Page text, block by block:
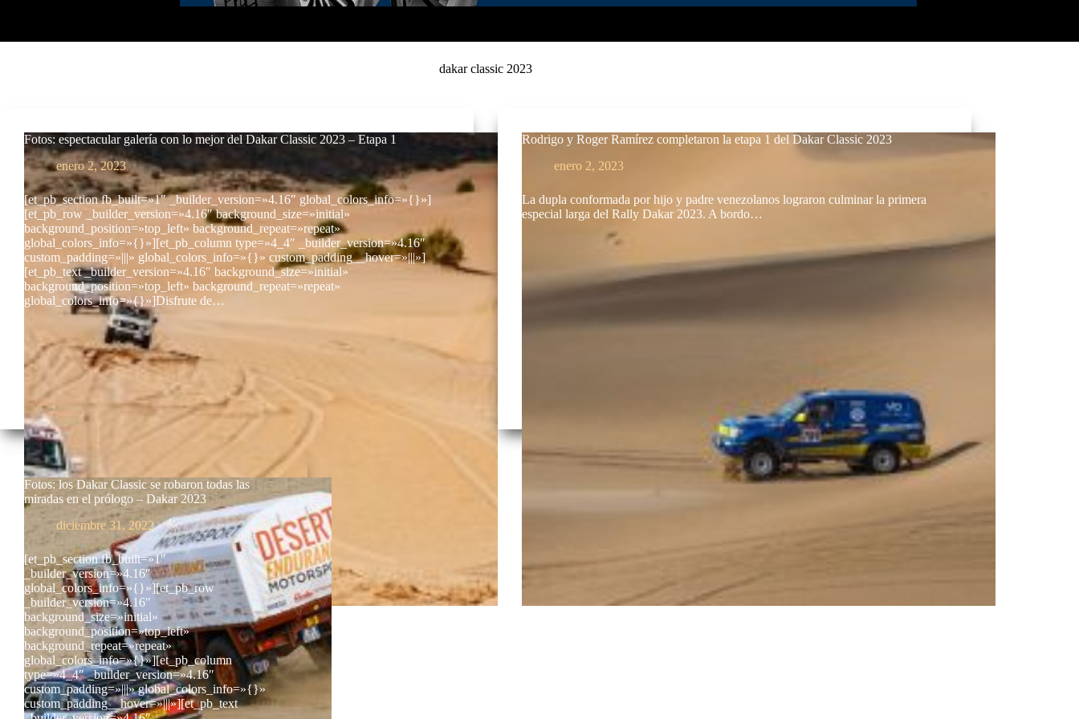
dakar classic 2023
Fotos: espectacular galería con lo mejor del Dakar Classic 2023 – Etapa 1
enero 2, 2023
[et_pb_section fb_built=»1″ _builder_version=»4.16″ global_colors_info=»{}»]
[et_pb_row _builder_version=»4.16″ background_size=»initial»
background_position=»top_left» background_repeat=»repeat»
global_colors_info=»{}»][et_pb_column type=»4_4″ _builder_version=»4.16″
custom_padding=»|||» global_colors_info=»{}» custom_padding__hover=»|||»]
[et_pb_text _builder_version=»4.16″ background_size=»initial»
background_position=»top_left» background_repeat=»repeat»
global_colors_info=»{}»]Disfrute de…
Rodrigo y Roger Ramírez completaron la etapa 1 del Dakar Classic 2023
enero 2, 2023
La dupla conformada por hijo y padre venezolanos lograron culminar la primera
especial larga del Rally Dakar 2023. A bordo…
Fotos: los Dakar Classic se robaron todas las
miradas en el prólogo – Dakar 2023
diciembre 31, 2022
[et_pb_section fb_built=»1″
_builder_version=»4.16″
global_colors_info=»{}»][et_pb_row
_builder_version=»4.16″
background_size=»initial»
background_position=»top_left»
background_repeat=»repeat»
global_colors_info=»{}»][et_pb_column
type=»4_4″ _builder_version=»4.16″
custom_padding=»|||» global_colors_info=»{}»
custom_padding__hover=»|||»][et_pb_text